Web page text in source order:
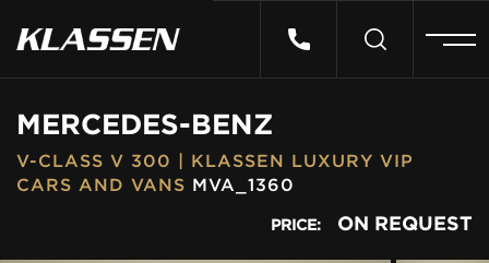
MERCEDES-BENZ
V-CLASS V 300 | KLASSEN LUXURY VIP
CARS AND VANS MVA_1360
PRICE: ON REQUEST
VEHICLES